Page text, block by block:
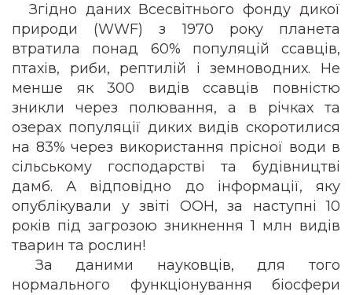
Згідно даних Всесвітнього фонду дикої
природи (WWF) з 1970 року планета
втратила понад 60% популяцій ссавців,
птахів, риби, рептилій і земноводних. Не
менше як 300 видів ссавців повністю
зникли через полювання, а в річках та
озерах популяції диких видів скоротилися
на 83% через використання прісної води в
сільському господарстві та будівництві
дамб. А відповідно до інформації, яку
опублікували у звіті ООН, за наступні 10
років під загрозою зникнення 1 млн видів
тварин та рослин!
За даними науковців, для того
нормального функціонування біосфери